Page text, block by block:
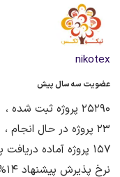
nikotex
عضویت سه سال پیش
25290 پروژه ثبت شده ،
23 پروژه در حال انجام ،
157 پروژه آماده دریافت پیشنهاد ،
نرخ پذیرش پیشنهاد 14%